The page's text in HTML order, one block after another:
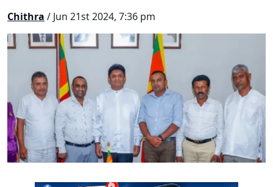
Chithra / Jun 21st 2024, 7:36 pm